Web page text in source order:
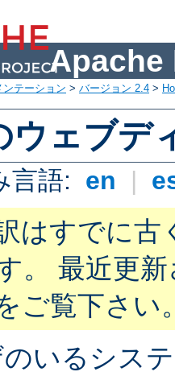
Apache
ンテーション > バージョン 2.4 >
ウェブデ
言語: en |
はすでに古
。 最近更
ご覧下さい
いるシス